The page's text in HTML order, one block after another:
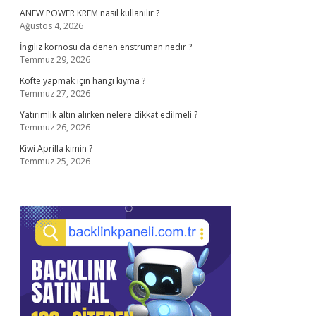
ANEW POWER KREM nasıl kullanılır ?
Ağustos 4, 2026
İngiliz kornosu da denen enstrüman nedir ?
Temmuz 29, 2026
Köfte yapmak için hangi kıyma ?
Temmuz 27, 2026
Yatırımlık altın alırken nelere dikkat edilmeli ?
Temmuz 26, 2026
Kiwi Aprilla kimin ?
Temmuz 25, 2026